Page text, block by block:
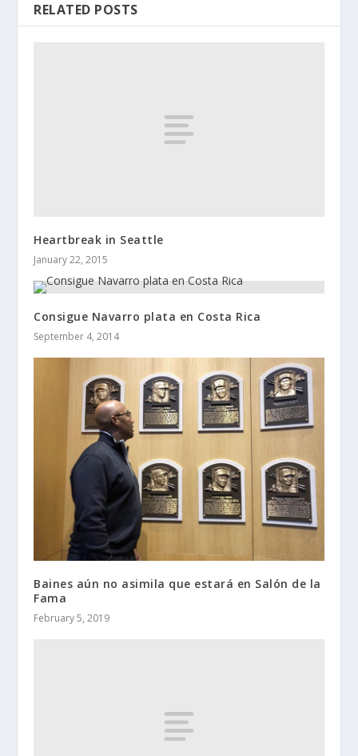
RELATED POSTS
Heartbreak in Seattle
January 22, 2015
Consigue Navarro plata en Costa Rica
September 4, 2014
Baines aún no asimila que estará en Salón de la
Fama
February 5, 2019